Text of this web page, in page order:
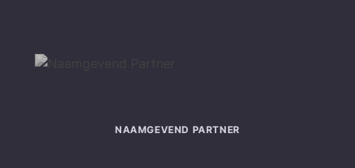
NAAMGEVEND PARTNER